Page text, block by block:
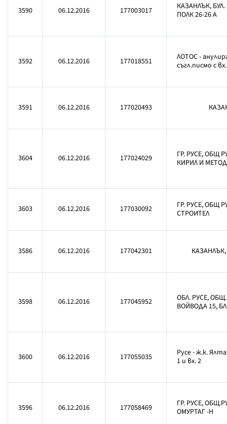
3590 06.12.2016 177003017
КАЗАНЛЪК,
ПОЛК 26-26 А
3592 06.12.2016 177018551
ЛОТОС -
съгл.писмо с
3591 06.12.2016 177020493
3604 06.12.2016 177024029
ГР. РУСЕ, ОБЩ
КИРИЛ И
3603 06.12.2016 177030092
ГР. РУСЕ, ОБЩ
СТРОИТЕЛ
3586 06.12.2016 177042301 КАЗАНЛЪК,
3598 06.12.2016 177045952
ОБЛ. РУСЕ, ОБЩ.
ВОЙВОДА 15,
3600 06.12.2016 177055035
Русе - ж.к.
1 и вх. 2
3596 06.12.2016 177058469
ГР. РУСЕ,
ОМУРТАГ -Н